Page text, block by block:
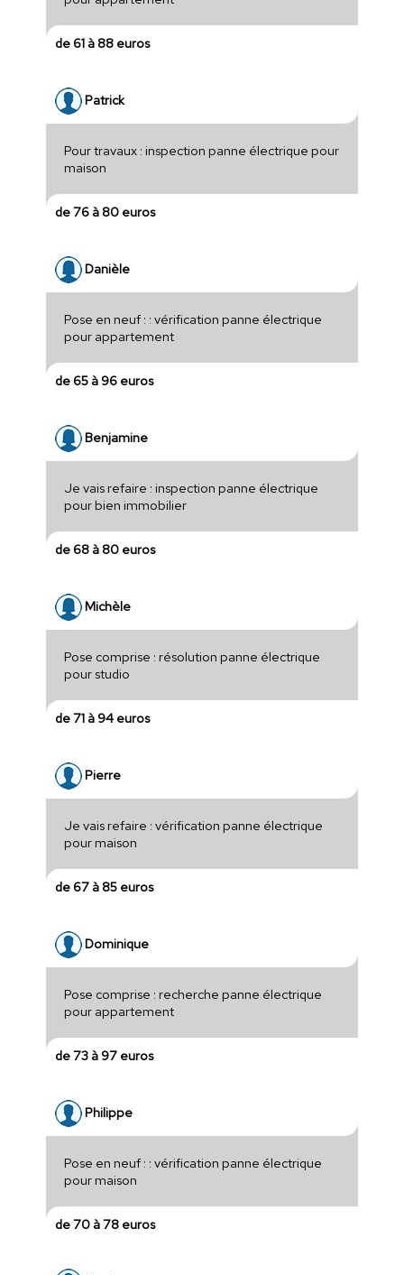
de 61 à 88 euros
Patrick
Pour travaux : inspection panne électrique pour
maison
de 76 à 80 euros
Danièle
Pose en neuf : : vérification panne électrique
pour appartement
de 65 à 96 euros
Benjamine
Je vais refaire : inspection panne électrique
pour bien immobilier
de 68 à 80 euros
Michèle
Pose comprise : résolution panne électrique
pour studio
de 71 à 94 euros
Pierre
Je vais refaire : vérification panne électrique
pour maison
de 67 à 85 euros
Dominique
Pose comprise : recherche panne électrique
pour appartement
de 73 à 97 euros
Philippe
Pose en neuf : : vérification panne électrique
pour maison
de 70 à 78 euros